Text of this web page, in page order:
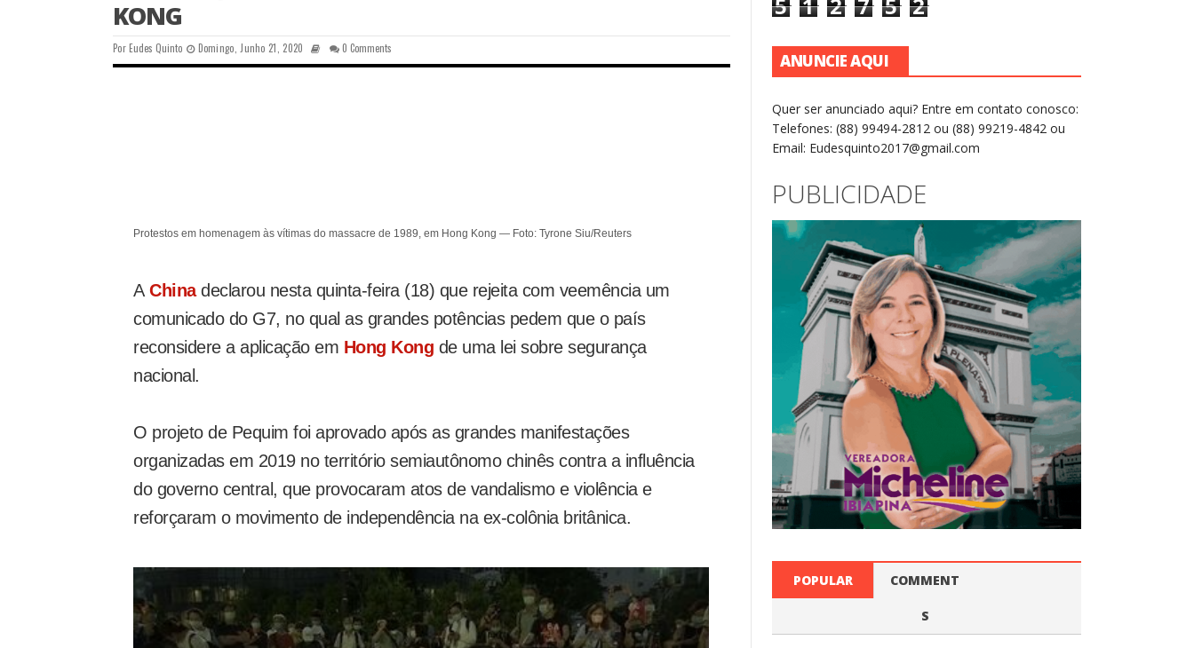
KONG
PorEudes Quinto Domingo, Junho 21, 2020 0 Comments
Protestos em homenagem às vítimas do massacre de 1989, em Hong Kong — Foto: Tyrone Siu/Reuters
A China declarou nesta quinta-feira (18) que rejeita com veemência um
comunicado do G7, no qual as grandes potências pedem que o país
reconsidere a aplicação em Hong Kong de uma lei sobre segurança
nacional.
O projeto de Pequim foi aprovado após as grandes manifestações
organizadas em 2019 no território semiautônomo chinês contra a influência
do governo central, que provocaram atos de vandalismo e violência e
reforçaram o movimento de independência na ex-colônia britânica.
ANUNCIE AQUI
Quer ser anunciado aqui? Entre em contato conosco:
Telefones: (88) 99494-2812 ou (88) 99219-4842 ou
Email: Eudesquinto2017@gmail.com
PUBLICIDADE
POPULAR COMMENT
S